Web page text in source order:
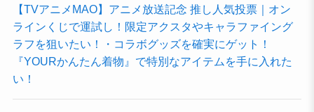
【TVアニメMAO】アニメ放送記念 推し人気投票｜オン
ラインくじで運試し！限定アクスタやキャラファイング
ラフを狙いたい！・コラボグッズを確実にゲット！
『YOURかんたん着物』で特別なアイテムを手に入れた
い！